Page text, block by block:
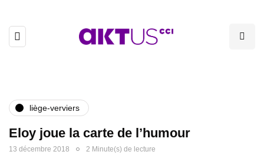
liège-verviers
Eloy joue la carte de l’humour
13 décembre 2018 2 Minute(s) de lecture